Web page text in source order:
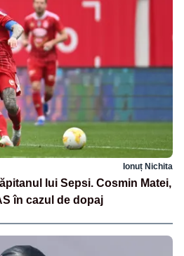
Ionuț Nichita
lui Sepsi. Cosmin Matei,
în cazul de dopaj